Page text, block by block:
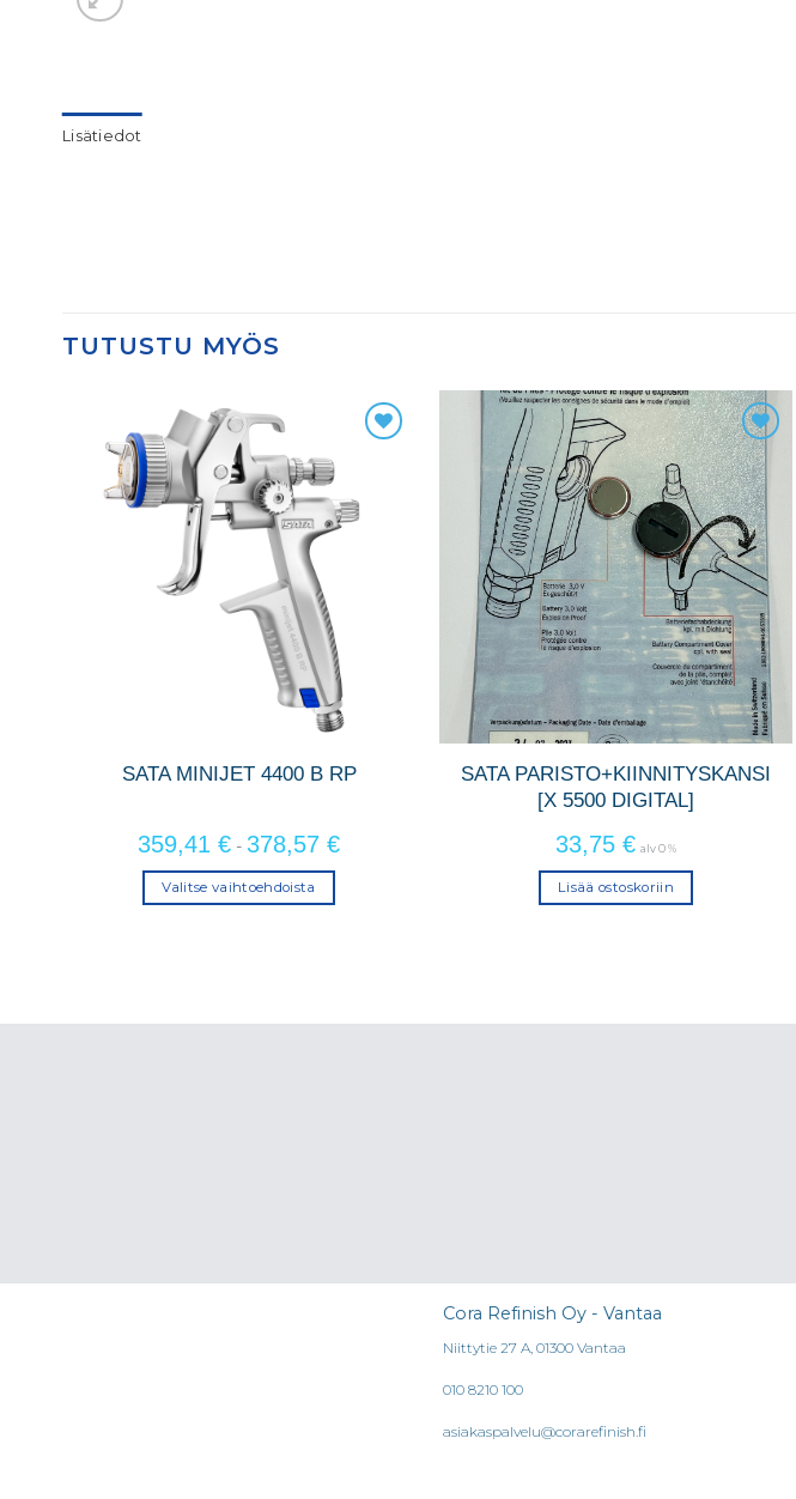
Lisätiedot
TUTUSTU MYÖS
SATA MINIJET 4400 B RP
359,41 € - 378,57 €
Valitse vaihtoehdoista
muunnelma.
SATA PARISTO+KIINNITYSKANSI
[X 5500 DIGITAL]
33,75 € alv 0 %
Lisää ostoskoriin
Cora Refinish Oy - Vantaa
Niittytie 27 A, 01300 Vantaa
010 8210 100
asiakaspalvelu@corarefinish.fi